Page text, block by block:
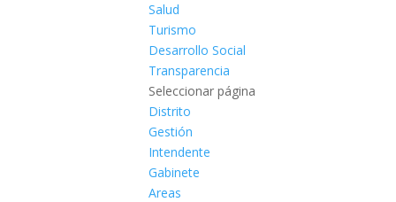
Salud
Turismo
Desarrollo Social
Transparencia
Seleccionar página
Distrito
Gestión
Intendente
Gabinete
Areas